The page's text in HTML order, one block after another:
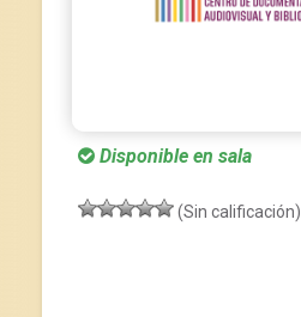
Disponible en sala
(Sin calificación)